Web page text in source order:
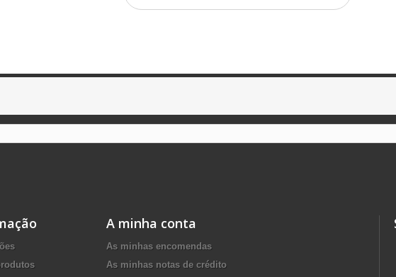
A minha conta
As minhas encomendas
As minhas notas de crédito